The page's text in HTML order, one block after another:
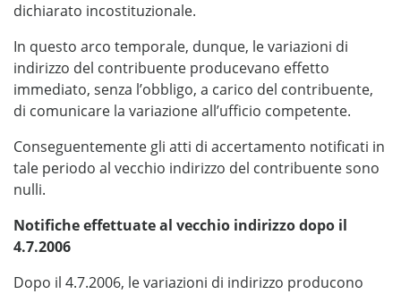
dichiarato incostituzionale.
In questo arco temporale, dunque, le variazioni di
indirizzo del contribuente producevano effetto
immediato, senza l’obbligo, a carico del contribuente,
di comunicare la variazione all’ufficio competente.
Conseguentemente gli atti di accertamento notificati in
tale periodo al vecchio indirizzo del contribuente sono
nulli.
Notifiche effettuate al vecchio indirizzo dopo il
4.7.2006
Dopo il 4.7.2006, le variazioni di indirizzo producono